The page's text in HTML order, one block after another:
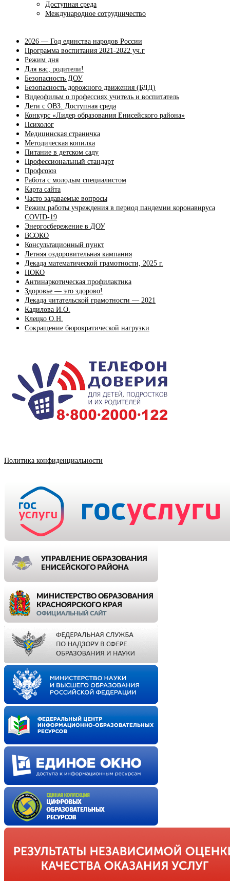
Доступная среда
Международное сотрудничество
2026 — Год единства народов России
Программа воспитания 2021-2022 уч.г
Режим дня
Для вас, родители!
Безопасность ДОУ
Безопасность дорожного движения (БДД)
Видеофильм о профессиях учитель и воспитатель
Дети с ОВЗ. Доступная среда
Конкурс «Лидер образования Енисейского района»
Психолог
Медицинская страничка
Методическая копилка
Питание в детском саду
Профессиональный стандарт
Профсоюз
Работа с молодым специалистом
Карта сайта
Часто задаваемые вопросы
Режим работы учреждения в период пандемии коронавируса
COVID-19
Энергосбережение в ДОУ
ВСОКО
Консультационный пункт
Летняя оздоровительная кампания
Декада математической грамотности, 2025 г.
НОКО
Антинаркотическая профилактика
Здоровье — это здорово!
Декада читательской грамотности — 2021
Кадилова И.О.
Клецко О.Н.
Сокращение бюрократической нагрузки
Политика конфиденциальности